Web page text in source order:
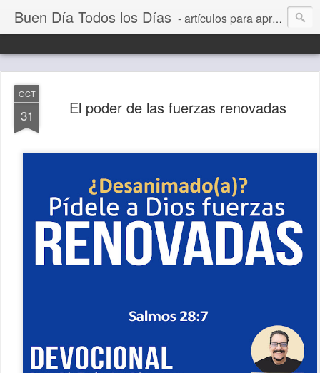
Buen Día Todos los Días - artículos para aprender a vivir mejor, un día a la vez. Por Juan C Quintero
OCT
31 El poder de las fuerzas renovadas